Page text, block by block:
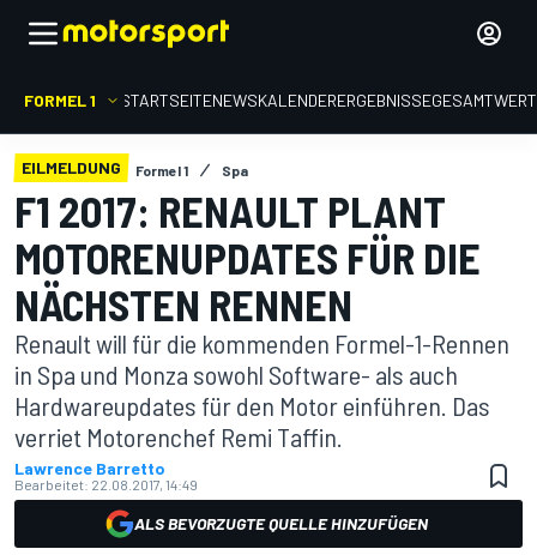
FORMEL 1 STARTSEITENEWSKALENDERERGEBNISSE
EILMELDUNG Formel 1 Spa
F1 2017: RENAULT PLANT
MOTORENUPDATES FÜR DIE
NÄCHSTEN RENNEN
Renault will für die kommenden Formel-1-Rennen
in Spa und Monza sowohl Software- als auch
Hardwareupdates für den Motor einführen. Das
verriet Motorenchef Remi Taffin.
Lawrence Barretto
Bearbeitet: 22.08.2017, 14:49
ALS BEVORZUGTE QUELLE HINZUFÜGEN